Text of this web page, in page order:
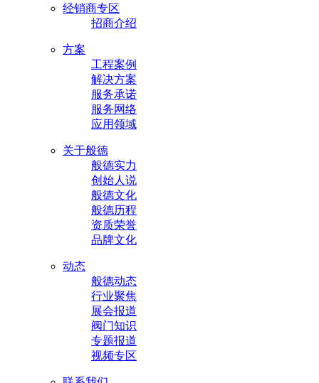
经销商专区
招商介绍
方案
工程案例
解决方案
服务承诺
服务网络
应用领域
关于般德
般德实力
创始人说
般德文化
般德历程
资质荣誉
品牌文化
动态
般德动态
行业聚焦
展会报道
阀门知识
专题报道
视频专区